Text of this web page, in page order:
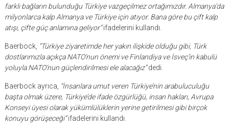
farklı bağların bulunduğu Türkiye vazgeçilmez ortağımızdır. Almanya’da
milyonlarca kalp Almanya ve Türkiye için atıyor. Bana göre bu çift kalp
atışı, çifte güç anlamına geliyor”ifadelerini kullandı.
Baerbock, “Türkiye ziyaretimde her yakın ilişkide olduğu gibi, Türk
dostlarımızla açıkça NATO’nun önemi ve Finlandiya ve İsveç’in kabulü
yoluyla NATO’nun güçlendirilmesi ele alacağız”dedi.
Baerbock ayrıca, “İnsanlara umut veren Türkiye’nin arabuluculuğu
başta olmak üzere, Türkiye’de ifade özgürlüğü, insan hakları, Avrupa
Konseyi üyesi olarak yükümlülüklerin yerine getirilmesi gibi birçok
konuyu görüşeceği”ifadelerini kullandı.